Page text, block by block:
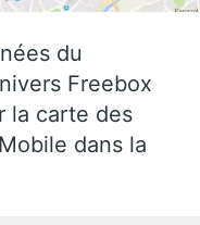
du
Freebox
la carte des
dans la